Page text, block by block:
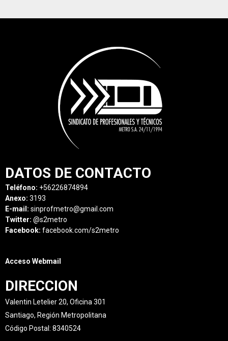
DATOS DE CONTACTO
Teléfono: +56226874894
Anexo: 3193
E-mail: sinprofmetro@gmail.com
Twitter: @s2metro
Facebook: facebook.com/s2metro
Acceso Webmail
DIRECCION
Valentin Letelier 20, Oficina 301
Santiago, Región Metropolitana
Código Postal: 8340524